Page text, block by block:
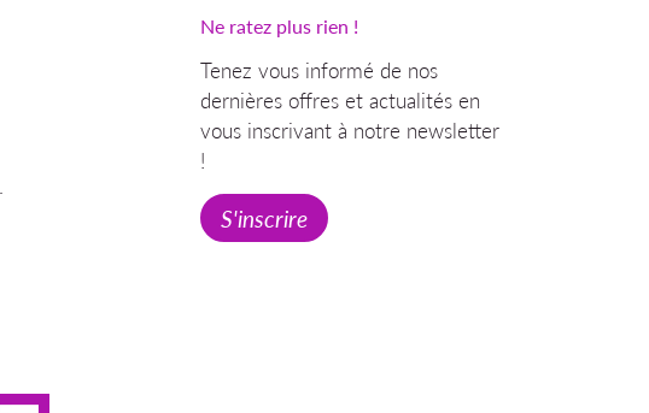
Ne ratez plus rien !
Tenez vous informé de nos
dernières offres et actualités en
vous inscrivant à notre newsletter
!
S'inscrire